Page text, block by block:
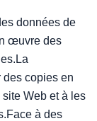
données de
œuvre des
copies en
Web et à les
à des